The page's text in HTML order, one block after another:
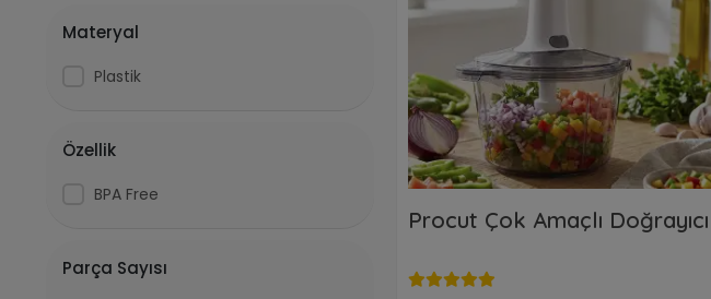
Materyal
Plastik
Özellik
BPA Free
Parça Sayısı
Procut Çok Amaçlı Doğrayıcı